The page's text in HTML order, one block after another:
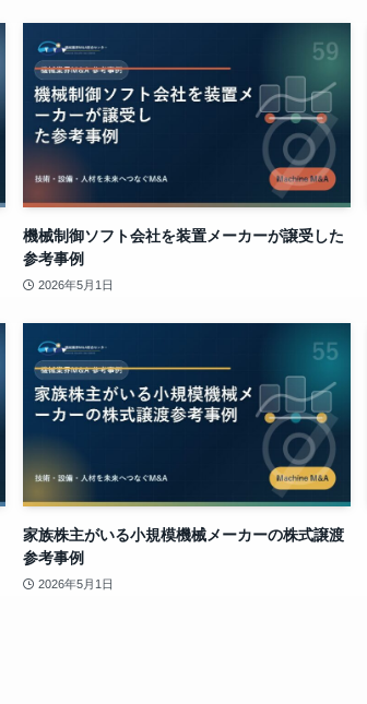
機械制御ソフト会社を装置メーカーが譲受した
参考事例
2026年5月1日
家族株主がいる小規模機械メーカーの株式譲渡
参考事例
2026年5月1日